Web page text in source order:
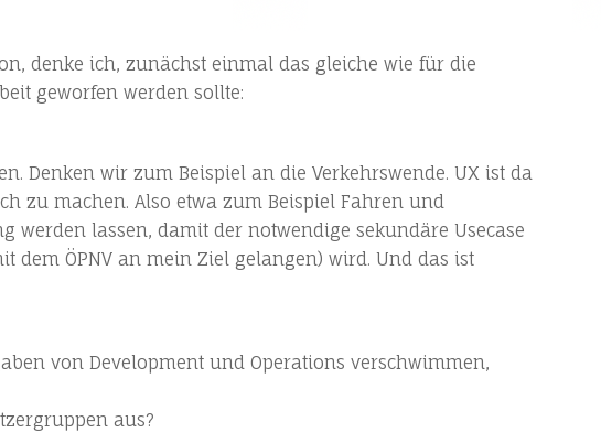
denke ich, zunächst einmal das gleiche wie für die
geworfen werden sollte:
Denken wir zum Beispiel an die Verkehrswende. UX ist da
zu machen. Also etwa zum Beispiel Fahren und
lassen, damit der notwendige sekundäre Usecase
ÖPNV an mein Ziel gelangen) wird. Und das ist
von Development und Operations verschwimmen,
aus?